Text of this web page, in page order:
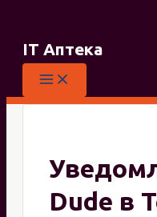
содержимому
IT Аптека
Dude в